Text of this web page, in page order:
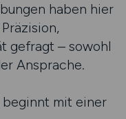
haben hier
gefragt – sowohl
Ansprache.
mit einer